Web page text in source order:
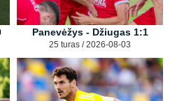
Panevėžys - Džiugas 1:1
25 turas / 2026-08-03